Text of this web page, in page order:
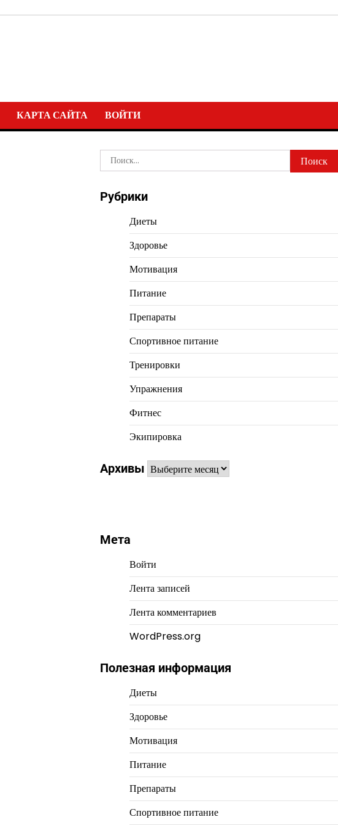
КАРТА САЙТА ВОЙТИ
Найти:
Рубрики
Диеты
Здоровье
Мотивация
Питание
Препараты
Спортивное питание
Тренировки
Упражнения
Фитнес
Экипировка
Архивы Архивы
Мета
Войти
Лента записей
Лента комментариев
WordPress.org
Полезная информация
Диеты
Здоровье
Мотивация
Питание
Препараты
Спортивное питание